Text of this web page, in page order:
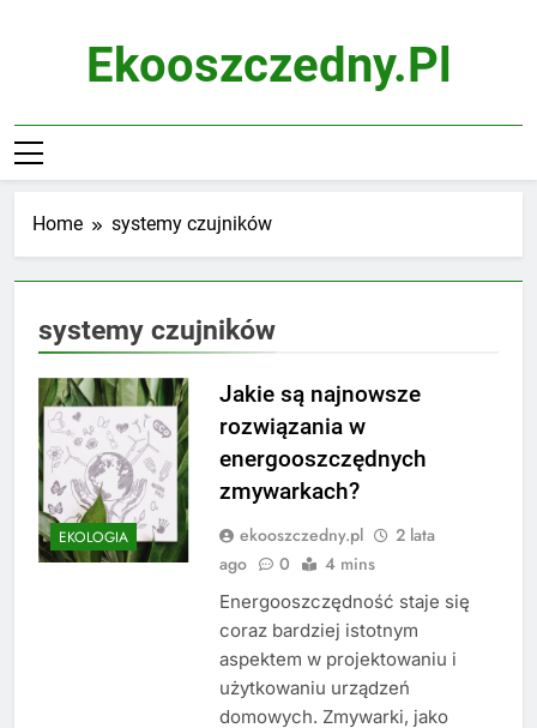
Ekooszczedny.pl
Home systemy czujników
systemy czujników
EKOLOGIA
Jakie są najnowsze
rozwiązania w
energooszczędnych
zmywarkach?
ekooszczedny.pl
2 lata
ago
0 4 mins
Energooszczędność staje się
coraz bardziej istotnym
aspektem w projektowaniu i
użytkowaniu urządzeń
domowych. Zmywarki, jako